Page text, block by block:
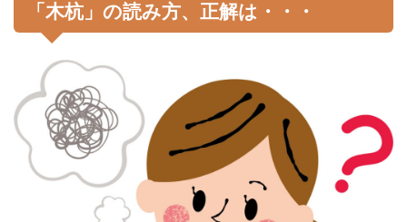
「木杭」の読み方、正解は・・・